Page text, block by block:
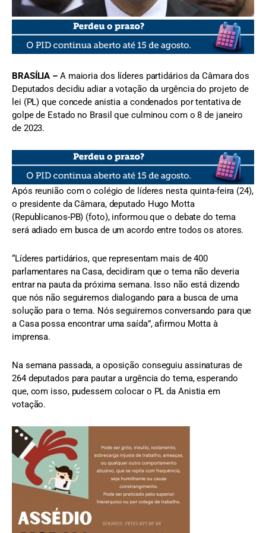
FOTO: Marcelo Camargo
BRASÍLIA – A maioria dos líderes partidários da Câmara dos
Deputados decidiu adiar a votação da urgência do projeto de
lei (PL) que concede anistia a condenados por tentativa de
golpe de Estado no Brasil que culminou com o 8 de janeiro
de 2023.
Após reunião com o colégio de líderes nesta quinta-feira (24),
o presidente da Câmara, deputado Hugo Motta
(Republicanos-PB) (foto), informou que o debate do tema
será adiado em busca de um acordo entre todos os atores.
“Líderes partidários, que representam mais de 400
parlamentares na Casa, decidiram que o tema não deveria
entrar na pauta da próxima semana. Isso não está dizendo
que nós não seguiremos dialogando para a busca de uma
solução para o tema. Nós seguiremos conversando para que
a Casa possa encontrar uma saída”, afirmou Motta à
imprensa.
Na semana passada, a oposição conseguiu assinaturas de
264 deputados para pautar a urgência do tema, esperando
que, com isso, pudessem colocar o PL da Anistia em
votação.